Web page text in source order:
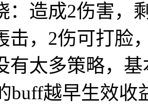
：造成2伤害，
击，2伤可打脸
有太多策略，
buff越早生效收